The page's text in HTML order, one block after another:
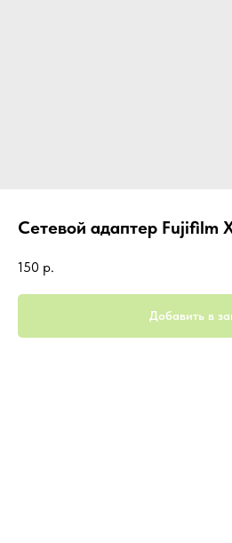
Сетевой адаптер Fujifilm
150 р.
Добавить в